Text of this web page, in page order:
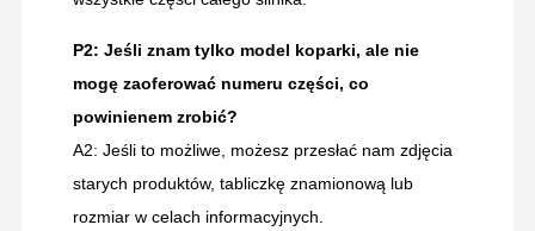
P2: Jeśli znam tylko model koparki, ale nie
mogę zaoferować numeru części, co
powinienem zrobić?
A2: Jeśli to możliwe, możesz przesłać nam zdjęcia
starych produktów, tabliczkę znamionową lub
rozmiar w celach informacyjnych.